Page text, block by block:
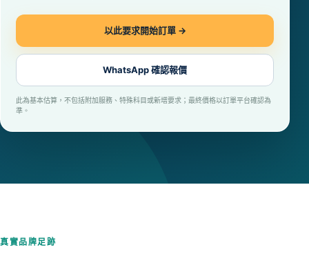
以此要求開始訂單 →
WhatsApp 確認報價
此為基本估算，不包括附加服務、特殊科目或新增要求；最終價格以訂單平台確認為
準。
真實品牌足跡